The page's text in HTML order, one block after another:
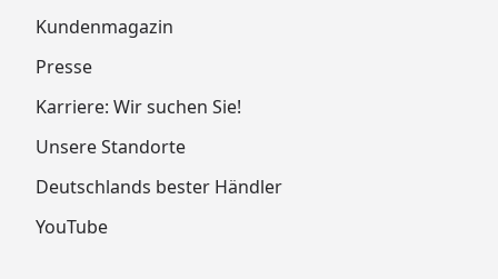
Kundenmagazin
Presse
Karriere: Wir suchen Sie!
Unsere Standorte
Deutschlands bester Händler
YouTube